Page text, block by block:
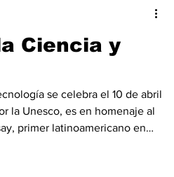
Ciencia y
se celebra el 10 de abril
la Unesco, es en homenaje al
primer latinoamericano en